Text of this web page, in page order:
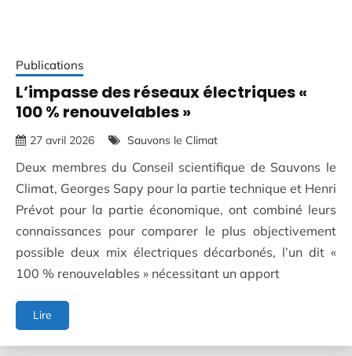
Publications
L’impasse des réseaux électriques «
100 % renouvelables »
27 avril 2026 Sauvons le Climat
Deux membres du Conseil scientifique de Sauvons le
Climat, Georges Sapy pour la partie technique et Henri
Prévot pour la partie économique, ont combiné leurs
connaissances pour comparer le plus objectivement
possible deux mix électriques décarbonés, l’un dit «
100 % renouvelables » nécessitant un apport
Lire
des
réseaux